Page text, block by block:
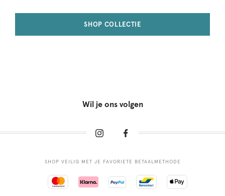
SHOP COLLECTIE
Wil je ons volgen
SHOP VEILIG MET JE FAVORIETE BETAALMETHODE